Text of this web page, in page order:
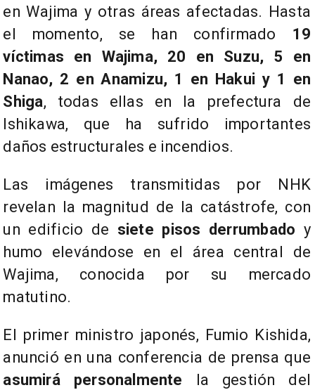
en Wajima y otras áreas afectadas. Hasta
el momento, se han confirmado 19
víctimas en Wajima, 20 en Suzu, 5 en
Nanao, 2 en Anamizu, 1 en Hakui y 1 en
Shiga, todas ellas en la prefectura de
Ishikawa, que ha sufrido importantes
daños estructurales e incendios.
​Las imágenes transmitidas por NHK
revelan la magnitud de la catástrofe, con
un edificio de siete pisos derrumbado y
humo elevándose en el área central de
Wajima, conocida por su mercado
matutino.
​El primer ministro japonés, Fumio Kishida,
anunció en una conferencia de prensa que
asumirá personalmente la gestión del